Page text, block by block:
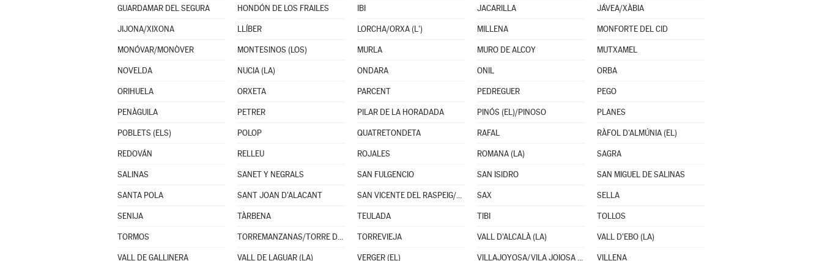
GUARDAMAR DEL SEGURA HONDÓN DE LOS FRAILES IBI JACARILLA JÁVEA/XÀBIA
JIJONA/XIXONA LLÍBER LORCHA/ORXA (L') MILLENA MONFORTE DEL CID
MONÓVAR/MONÒVER MONTESINOS (LOS) MURLA MURO DE ALCOY MUTXAMEL
NOVELDA NUCIA (LA) ONDARA ONIL ORBA
ORIHUELA ORXETA PARCENT PEDREGUER PEGO
PENÀGUILA PETRER PILAR DE LA HORADADA PINÓS (EL)/PINOSO PLANES
POBLETS (ELS) POLOP QUATRETONDETA RAFAL RÀFOL D'ALMÚNIA (EL)
REDOVÁN RELLEU ROJALES ROMANA (LA) SAGRA
SALINAS SANET Y NEGRALS SAN FULGENCIO SAN ISIDRO SAN MIGUEL DE SALINAS
SANTA POLA SANT JOAN D'ALACANT SAN VICENTE DEL RASPEIG/SANT VICENT DEL RASPEIG SAX SELLA
SENIJA TÀRBENA TEULADA TIBI TOLLOS
TORMOS TORREMANZANAS/TORRE DE LES MAÇANES (LA) TORREVIEJA VALL D'ALCALÀ (LA) VALL D'EBO (LA)
VALL DE GALLINERA VALL DE LAGUAR (LA) VERGER (EL) VILLAJOYOSA/VILA JOIOSA (LA) VILLENA